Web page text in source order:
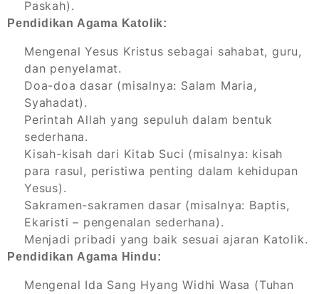
Paskah).
Pendidikan Agama Katolik:
Mengenal Yesus Kristus sebagai sahabat, guru,
dan penyelamat.
Doa-doa dasar (misalnya: Salam Maria,
Syahadat).
Perintah Allah yang sepuluh dalam bentuk
sederhana.
Kisah-kisah dari Kitab Suci (misalnya: kisah
para rasul, peristiwa penting dalam kehidupan
Yesus).
Sakramen-sakramen dasar (misalnya: Baptis,
Ekaristi – pengenalan sederhana).
Menjadi pribadi yang baik sesuai ajaran Katolik.
Pendidikan Agama Hindu:
Mengenal Ida Sang Hyang Widhi Wasa (Tuhan